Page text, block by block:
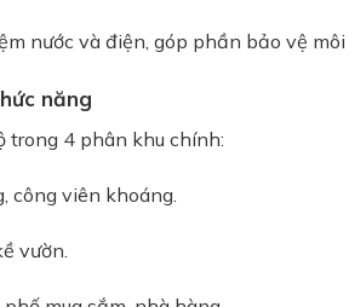
nước và điện, góp phần bảo vệ môi
năng
trong 4 phân khu chính:
công viên khoáng.
vườn.